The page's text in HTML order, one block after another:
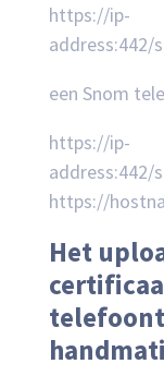
https://ip-
address:442/
een Snom
https://ip-
address:442/
https://
Het